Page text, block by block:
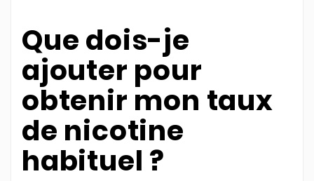
Que dois-je
ajouter pour
obtenir mon taux
de nicotine
habituel ?